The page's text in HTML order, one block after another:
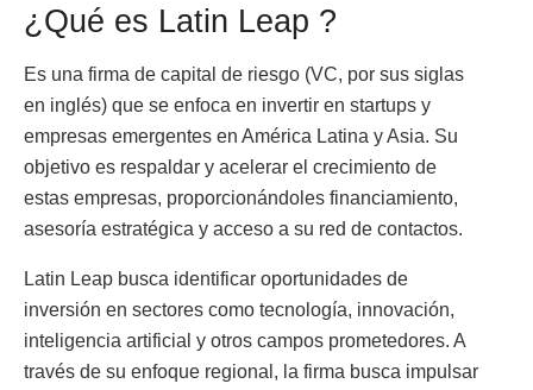
¿Qué es Latin Leap ?
Es una firma de capital de riesgo (VC, por sus siglas
en inglés) que se enfoca en invertir en startups y
empresas emergentes en América Latina y Asia. Su
objetivo es respaldar y acelerar el crecimiento de
estas empresas, proporcionándoles financiamiento,
asesoría estratégica y acceso a su red de contactos.
Latin Leap busca identificar oportunidades de
inversión en sectores como tecnología, innovación,
inteligencia artificial y otros campos prometedores. A
través de su enfoque regional, la firma busca impulsar